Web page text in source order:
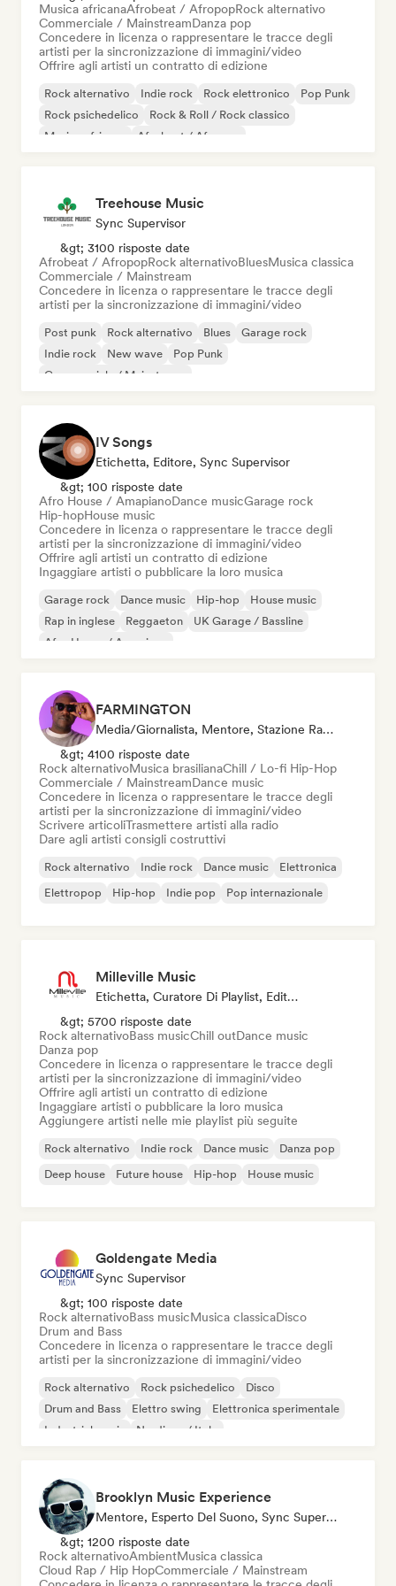
Musica africanaAfrobeat / AfropopRock alternativo
Commerciale / MainstreamDanza pop
Concedere in licenza o rappresentare le tracce degli
artisti per la sincronizzazione di immagini/video
Offrire agli artisti un contratto di edizione
Rock alternativo Indie rock Rock elettronico
Pop Punk
Rock psichedelico
Rock & Roll / Rock classico
Musica africana
Afrobeat / Afropop
Treehouse Music
Sync Supervisor
&gt; 3100 risposte date
Afrobeat / AfropopRock alternativoBluesMusica classica
Commerciale / Mainstream
Concedere in licenza o rappresentare le tracce degli
artisti per la sincronizzazione di immagini/video
Post punk Rock alternativo Blues
Garage rock
Indie rock
New wave
Pop Punk
Commerciale / Mainstream
IV Songs
Etichetta, Editore, Sync Supervisor
&gt; 100 risposte date
Afro House / AmapianoDance musicGarage rock
Hip-hopHouse music
Concedere in licenza o rappresentare le tracce degli
artisti per la sincronizzazione di immagini/video
Offrire agli artisti un contratto di edizione
Ingaggiare artisti o pubblicare la loro musica
Garage rock Dance music Hip-hop
House music
Rap in inglese
Reggaeton
UK Garage / Bassline
Afro House / Amapiano
FARMINGTON
Media/Giornalista, Mentore, Stazione Radio, Sync Supervisor
&gt; 4100 risposte date
Rock alternativoMusica brasilianaChill / Lo-fi Hip-Hop
Commerciale / MainstreamDance music
Concedere in licenza o rappresentare le tracce degli
artisti per la sincronizzazione di immagini/video
Scrivere articoliTrasmettere artisti alla radio
Dare agli artisti consigli costruttivi
Rock alternativo Indie rock Dance music
Elettronica
Elettropop
Hip-hop Indie pop Pop internazionale
Milleville Music
Etichetta, Curatore Di Playlist, Editore, Sync Supervisor
&gt; 5700 risposte date
Rock alternativoBass musicChill outDance music
Danza pop
Concedere in licenza o rappresentare le tracce degli
artisti per la sincronizzazione di immagini/video
Offrire agli artisti un contratto di edizione
Ingaggiare artisti o pubblicare la loro musica
Aggiungere artisti nelle mie playlist più seguite
Rock alternativo Indie rock Dance music
Danza pop
Deep house
Future house Hip-hop House music
Goldengate Media
Sync Supervisor
&gt; 100 risposte date
Rock alternativoBass musicMusica classicaDisco
Drum and Bass
Concedere in licenza o rappresentare le tracce degli
artisti per la sincronizzazione di immagini/video
Rock alternativo Rock psichedelico
Disco
Drum and Bass
Elettro swing
Elettronica sperimentale
Industrial music
Nu-disco / Italo
Brooklyn Music Experience
Mentore, Esperto Del Suono, Sync Supervisor
&gt; 1200 risposte date
Rock alternativoAmbientMusica classica
Cloud Rap / Hip HopCommerciale / Mainstream